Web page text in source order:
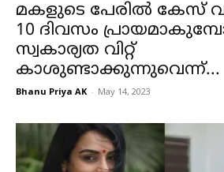
മകളുടെ പേരില്‍ കേസ്
10 ദിവസം
സ്വകാര്യത വിറ്റ്
കാശുണ്ടാക്കുന്നുവെന്ന്...
Bhanu Priya AK - May 14, 2023